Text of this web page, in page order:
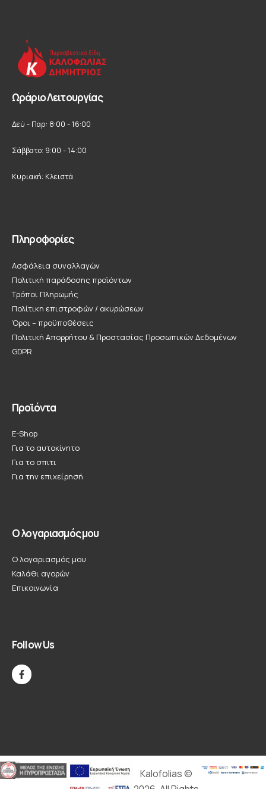
Ωράριο Λειτουργίας
Δεύ - Παρ: 8:00 - 16:00
Σάββατο: 9:00 - 14:00
Κυριακή: Κλειστά
Πληροφορίες
Ασφάλεια συναλλαγών
Πολιτική παράδοσης προϊόντων
Τρόποι Πληρωμής
Πολίτικη επιστροφών / ακυρώσεων
Όροι – προϋποθέσεις
Πολιτική Απορρήτου & Προστασίας Προσωπικών Δεδομένων
GDPR
Προϊόντα
E-Shop
Για το αυτοκίνητο
Για το σπιτι
Για την επιχείρησή
Ο λογαριασμός μου
Ο λογαριασμός μου
Καλάθι αγορών
Επικοινωνία
Follow Us
Kalofolias ©